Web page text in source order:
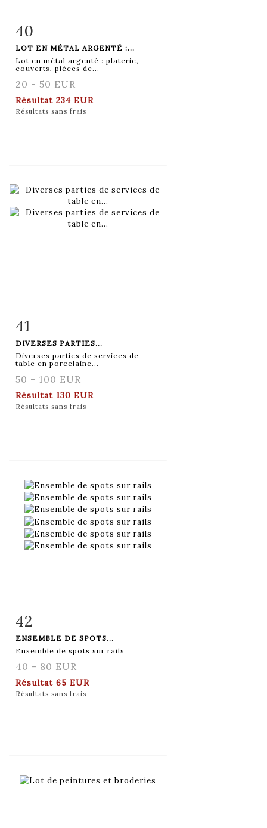
Fiche détaillée
40
LOT EN MÉTAL ARGENTÉ :...
Lot en métal argenté : platerie,
couverts, pièces de...
20 - 50 EUR
Résultat 234 EUR
Résultats sans frais
Fiche détaillée
41
DIVERSES PARTIES...
Diverses parties de services de
table en porcelaine...
50 - 100 EUR
Résultat 130 EUR
Résultats sans frais
Fiche détaillée
42
ENSEMBLE DE SPOTS...
Ensemble de spots sur rails
40 - 80 EUR
Résultat 65 EUR
Résultats sans frais